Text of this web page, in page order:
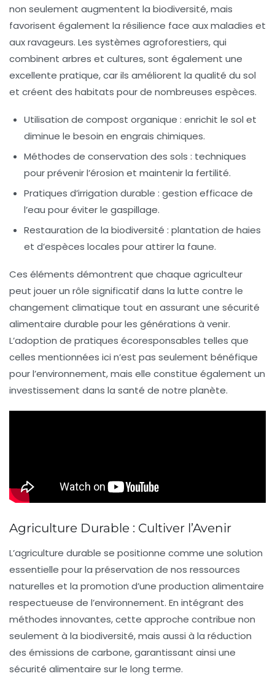
non seulement augmentent la biodiversité, mais
favorisent également la résilience face aux maladies et
aux ravageurs. Les systèmes agroforestiers, qui
combinent arbres et cultures, sont également une
excellente pratique, car ils améliorent la qualité du sol
et créent des habitats pour de nombreuses espèces.
Utilisation de compost organique : enrichit le sol et
diminue le besoin en engrais chimiques.
Méthodes de conservation des sols : techniques
pour prévenir l’érosion et maintenir la fertilité.
Pratiques d’irrigation durable : gestion efficace de
l’eau pour éviter le gaspillage.
Restauration de la biodiversité : plantation de haies
et d’espèces locales pour attirer la faune.
Ces éléments démontrent que chaque agriculteur
peut jouer un rôle significatif dans la lutte contre le
changement climatique tout en assurant une sécurité
alimentaire durable pour les générations à venir.
L’adoption de pratiques écoresponsables telles que
celles mentionnées ici n’est pas seulement bénéfique
pour l’environnement, mais elle constitue également un
investissement dans la santé de notre planète.
Agriculture Durable : Cultiver l’Avenir
L’agriculture durable se positionne comme une solution
essentielle pour la préservation de nos ressources
naturelles et la promotion d’une production alimentaire
respectueuse de l’environnement. En intégrant des
méthodes innovantes, cette approche contribue non
seulement à la biodiversité, mais aussi à la réduction
des émissions de carbone, garantissant ainsi une
sécurité alimentaire sur le long terme.